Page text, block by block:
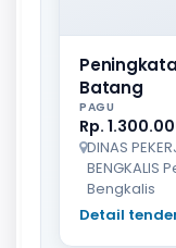
Batang
PAGU
Rp.
DINAS
Bengkalis
Detail